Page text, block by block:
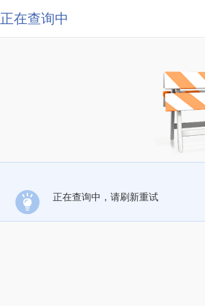
正在查询中
正在查询中，请刷新重试